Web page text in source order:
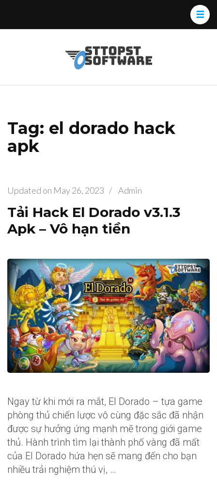
Tag: el dorado hack
apk
Updated on May 26, 2023 / Admin
Tải Hack El Dorado v3.1.3
Apk – Vô hạn tiền
Ngay từ khi mới ra mắt, EI Dorado – tựa game
phòng thủ chiến lược vô cùng đặc sắc đã nhận
được sự hưởng ứng mạnh mẽ trong giới game
thủ. Hành trình tìm lại thành phố vàng đã mất
của EI Dorado hứa hẹn sẽ mang đến cho bạn
nhiều trải nghiệm thú vị, …